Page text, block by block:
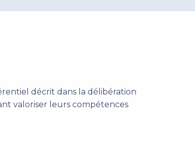
décrit dans la délibération
valoriser leurs compétences